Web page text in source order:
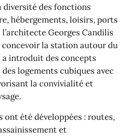
des fonctions
hébergements, loisirs, ports
l’architecte Georges Candilis
concevoir la station autour du
a introduit des concepts
logements cubiques avec
la convivialité et
été développées : routes,
et